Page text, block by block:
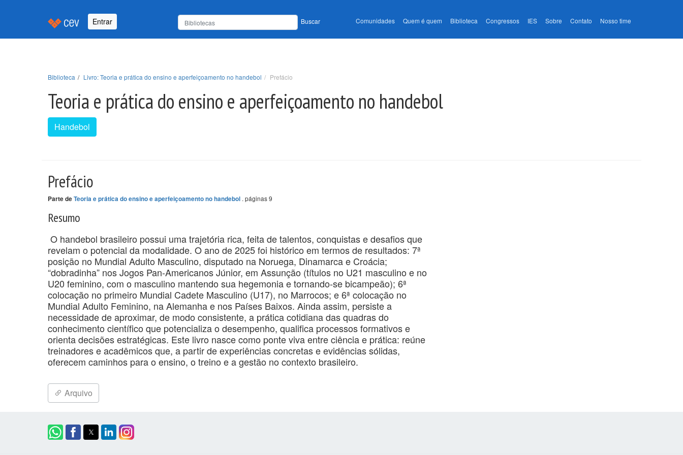
Entrar Buscar Comunidades Quem é quem Biblioteca Congressos IES Sobre Contato Nosso time
Biblioteca Livro: Teoria e prática do ensino e aperfeiçoamento no handebol Prefácio
Teoria e prática do ensino e aperfeiçoamento no handebol
Handebol
Prefácio
Parte deTeoria e prática do ensino e aperfeiçoamento no handebol . páginas 9
Resumo
O handebol brasileiro possui uma trajetória rica, feita de talentos, conquistas e desafios que
revelam o potencial da modalidade. O ano de 2025 foi histórico em termos de resultados: 7ª
posição no Mundial Adulto Masculino, disputado na Noruega, Dinamarca e Croácia;
“dobradinha” nos Jogos Pan-Americanos Júnior, em Assunção (títulos no U21 masculino e no
U20 feminino, com o masculino mantendo sua hegemonia e tornando-se bicampeão); 6ª
colocação no primeiro Mundial Cadete Masculino (U17), no Marrocos; e 6ª colocação no
Mundial Adulto Feminino, na Alemanha e nos Países Baixos. Ainda assim, persiste a
necessidade de aproximar, de modo consistente, a prática cotidiana das quadras do
conhecimento científico que potencializa o desempenho, qualifica processos formativos e
orienta decisões estratégicas. Este livro nasce como ponte viva entre ciência e prática: reúne
treinadores e acadêmicos que, a partir de experiências concretas e evidências sólidas,
oferecem caminhos para o ensino, o treino e a gestão no contexto brasileiro.
Arquivo